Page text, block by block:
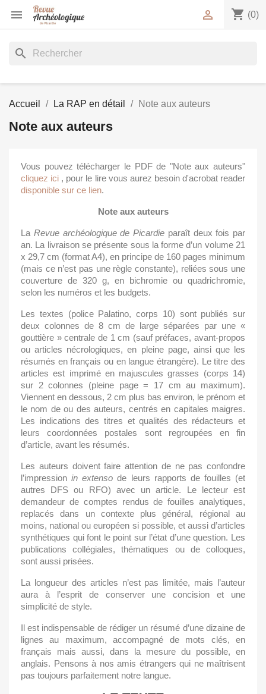
 shopping_cart (0)

search
Accueil La RAP en détail Note aux auteurs
Note aux auteurs
Vous pouvez télécharger le PDF de "Note aux auteurs"
cliquez ici , pour le lire vous aurez besoin d'acrobat reader
disponible sur ce lien.
Note aux auteurs
La Revue archéologique de Picardie paraît deux fois par
an. La livraison se présente sous la forme d’un volume 21
x 29,7 cm (format A4), en principe de 160 pages minimum
(mais ce n’est pas une règle constante), reliées sous une
couverture de 320 g, en bichromie ou quadrichromie,
selon les numéros et les budgets.
Les textes (police Palatino, corps 10) sont publiés sur
deux colonnes de 8 cm de large séparées par une «
gouttière » centrale de 1 cm (sauf préfaces, avant-propos
ou articles nécrologiques, en pleine page, ainsi que les
résumés en français ou en langue étrangère). Le titre des
articles est imprimé en majuscules grasses (corps 14)
sur 2 colonnes (pleine page = 17 cm au maximum).
Viennent en dessous, 2 cm plus bas environ, le prénom et
le nom de ou des auteurs, centrés en capitales maigres.
Les indications des titres et qualités des rédacteurs et
leurs coordonnées postales sont regroupées en fin
d’article, avant les résumés.
Les auteurs doivent faire attention de ne pas confondre
l’impressionin extenso de leurs rapports de fouilles (et
autres DFS ou RFO) avec un article. Le lecteur est
demandeur de comptes rendus de fouilles analytiques,
replacés dans un contexte plus général, régional au
moins, national ou européen si possible, et aussi d’articles
synthétiques qui font le point sur l’état d’une question. Les
publications collégiales, thématiques ou de colloques,
sont aussi prisées.
La longueur des articles n’est pas limitée, mais l’auteur
aura à l’esprit de conserver une concision et une
simplicité de style.
Il est indispensable de rédiger un résumé d’une dizaine de
lignes au maximum, accompagné de mots clés, en
français mais aussi, dans la mesure du possible, en
anglais. Pensons à nos amis étrangers qui ne maîtrisent
pas toujours parfaitement notre langue.